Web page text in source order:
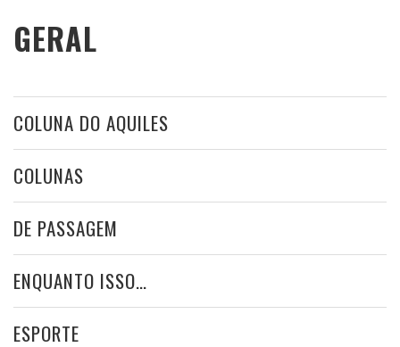
GERAL
COLUNA DO AQUILES
COLUNAS
DE PASSAGEM
ENQUANTO ISSO…
ESPORTE